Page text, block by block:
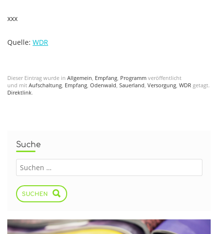
xxx
Quelle: WDR
Dieser Eintrag wurde in Allgemein, Empfang, Programm veröffentlicht
und mit Aufschaltung, Empfang, Odenwald, Sauerland, Versorgung, WDR getagt.
Direktlink.
Suche
SUCHEN